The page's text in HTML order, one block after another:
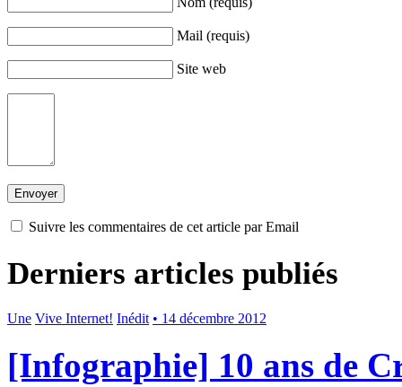
Mail (requis)
Site web
Suivre les commentaires de cet article par Email
Derniers articles publiés
Une Vive Internet! Inédit • 14 décembre 2012
[Infographie] 10 ans de